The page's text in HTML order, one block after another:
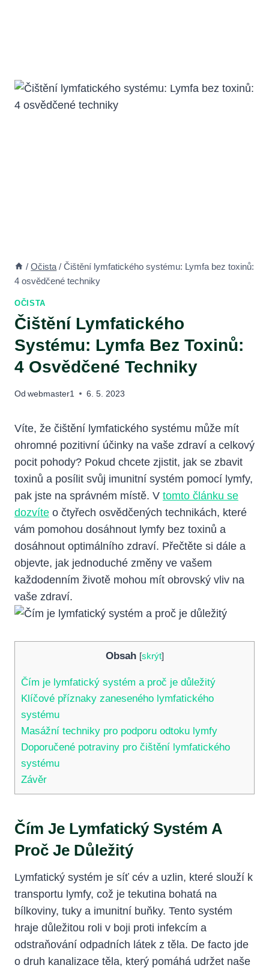
/ Očista / Čištění lymfatického systému: Lymfa bez toxinů:
4 osvědčené techniky
OČISTA
Čištění Lymfatického
Systému: Lymfa Bez Toxinů:
4 Osvědčené Techniky
Od webmaster1 6. 5. 2023
Víte, že čištění lymfatického systému může ‌mít
ohromné‍ pozitivní účinky na​ vaše zdraví a celkový
pocit ​pohody?​ Pokud chcete⁢ zjistit, jak se zbavit ​
toxinů a posílit⁣ svůj‌ imunitní systém pomocí lymfy,
pak jste na správném místě. V‌ tomto článku se
dozvíte o čtyřech⁤ osvědčených technikách, které
vám pomohou dosáhnout lymfy bez toxinů a
dosáhnout optimálního zdraví. Přečtěte si dále a⁢
objevte, jak jednoduché změny⁤ ve vašem
každodenním životě mohou mít obrovský vliv na
vaše zdraví.
Obsah [skrýt]
Čím je lymfatický systém a proč je důležitý
Klíčové⁣ příznaky zaneseného lymfatického
systému
Masážní techniky pro podporu odtoku lymfy
Doporučené potraviny pro čištění lymfatického
systému
Závěr
Čím Je Lymfatický Systém A
Proč Je Důležitý
Lymfatický⁢ systém je síť cév ⁤a ‌uzlin, které ⁤slouží⁤ k
transportu‌ lymfy, což je tekutina ‍bohatá⁣ na
bílkoviny,‌ tuky a ​imunitní buňky. Tento⁢ systém
hraje důležitou ​roli v boji proti infekcím a
⁤odstraňování odpadních⁣ látek z​ těla. ​De‍ facto jde
‌o druh kanalizace těla, který pomáhá udržet naše